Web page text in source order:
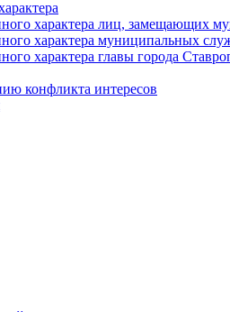
характера лиц,
характера муниципальных
характера главы города
конфликта интересов